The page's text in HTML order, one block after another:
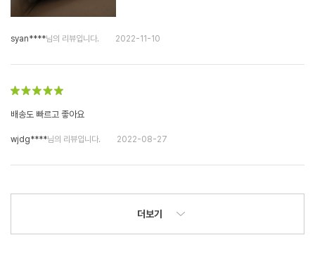
syan****님의 리뷰입니다. 2022-11-10
배송도 빠르고 좋아요
wjdg****님의 리뷰입니다. 2022-08-27
더보기